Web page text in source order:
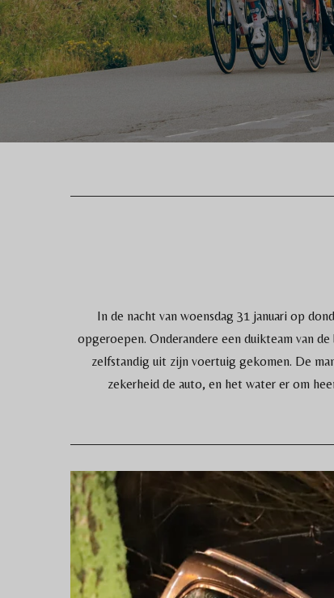
In de nacht van woensdag 31 januari op
opgeroepen. Onderandere een duikteam van
zelfstandig uit zijn voertuig gekomen. De
zekerheid de auto, en het water er om